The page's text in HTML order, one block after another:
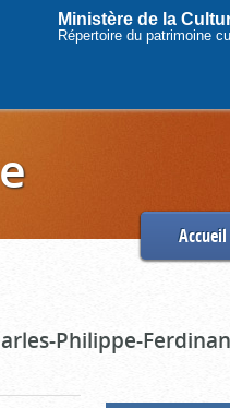
Ministère de la
Répertoire du patrimoine
Accueil
Philippe-